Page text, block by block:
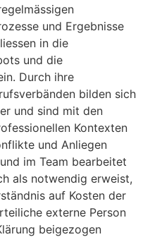
und Ergebnisse
in die
und die
Durch ihre
bilden sich
und sind mit den
Kontexten
und Anliegen
im Team bearbeitet
als notwendig erweist,
auf Kosten der
externe Person
beigezogen